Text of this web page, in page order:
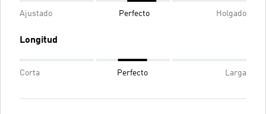
Ajustado Perfecto Holgado
Longitud
Corta Perfecto Larga